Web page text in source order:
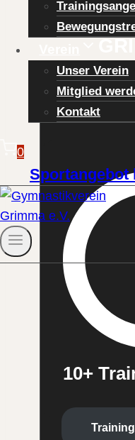
Unser Verein
Mitglied
Kontakt
0
Sportangebot
10+